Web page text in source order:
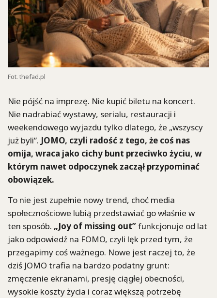
Fot. thefad.pl
Nie pójść na imprezę. Nie kupić biletu na koncert.
Nie nadrabiać wystawy, serialu, restauracji i
weekendowego wyjazdu tylko dlatego, że „wszyscy
już byli”. JOMO, czyli radość z tego, że coś nas
omija, wraca jako cichy bunt przeciwko życiu, w
którym nawet odpoczynek zaczął przypominać
obowiązek.
To nie jest zupełnie nowy trend, choć media
społecznościowe lubią przedstawiać go właśnie w
ten sposób. „Joy of missing out”funkcjonuje od lat
jako odpowiedź na FOMO, czyli lęk przed tym, że
przegapimy coś ważnego. Nowe jest raczej to, że
dziś JOMO trafia na bardzo podatny grunt:
zmęczenie ekranami, presję ciągłej obecności,
wysokie koszty życia i coraz większą potrzebę